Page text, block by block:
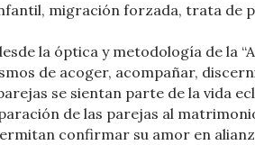
migración forzada, trata de
la óptica y metodología de la
de acoger, acompañar,
se sientan parte de la vida
de las parejas al
confirmar su amor en